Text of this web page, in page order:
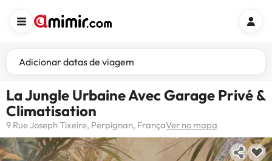
Adicionar datas de viagem
La Jungle Urbaine Avec Garage Privé &
Climatisation
9 Rue Joseph Tixeire, Perpignan, FrançaVer no mapa